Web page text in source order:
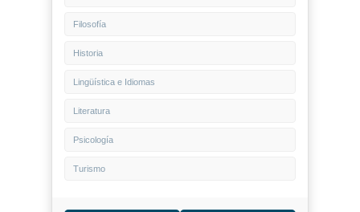
Filosofía
Historia
Lingüística e Idiomas
Literatura
Psicología
Turismo